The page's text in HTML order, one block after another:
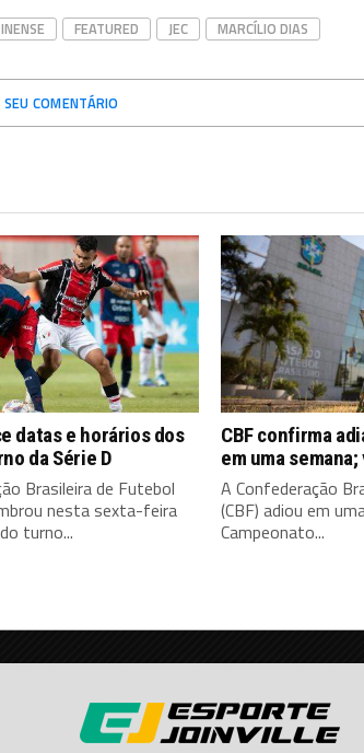
FEATURED JEC MARCÍLIO DIAS
SEU COMENTÁRIO
datas e horários dos
da Série D
Brasileira de Futebol
nesta sexta-feira
turno...
CBF confirma
em uma
A Confederação
(CBF) adiou em
Campeonato...